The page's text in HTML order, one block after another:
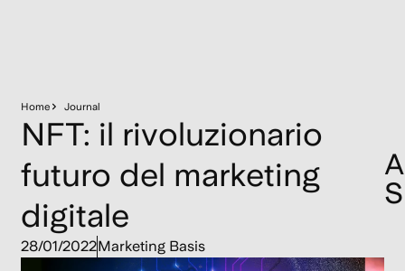
Home Journal
NFT: il rivoluzionario
futuro del marketing
digitale
28/01/2022Marketing Basis